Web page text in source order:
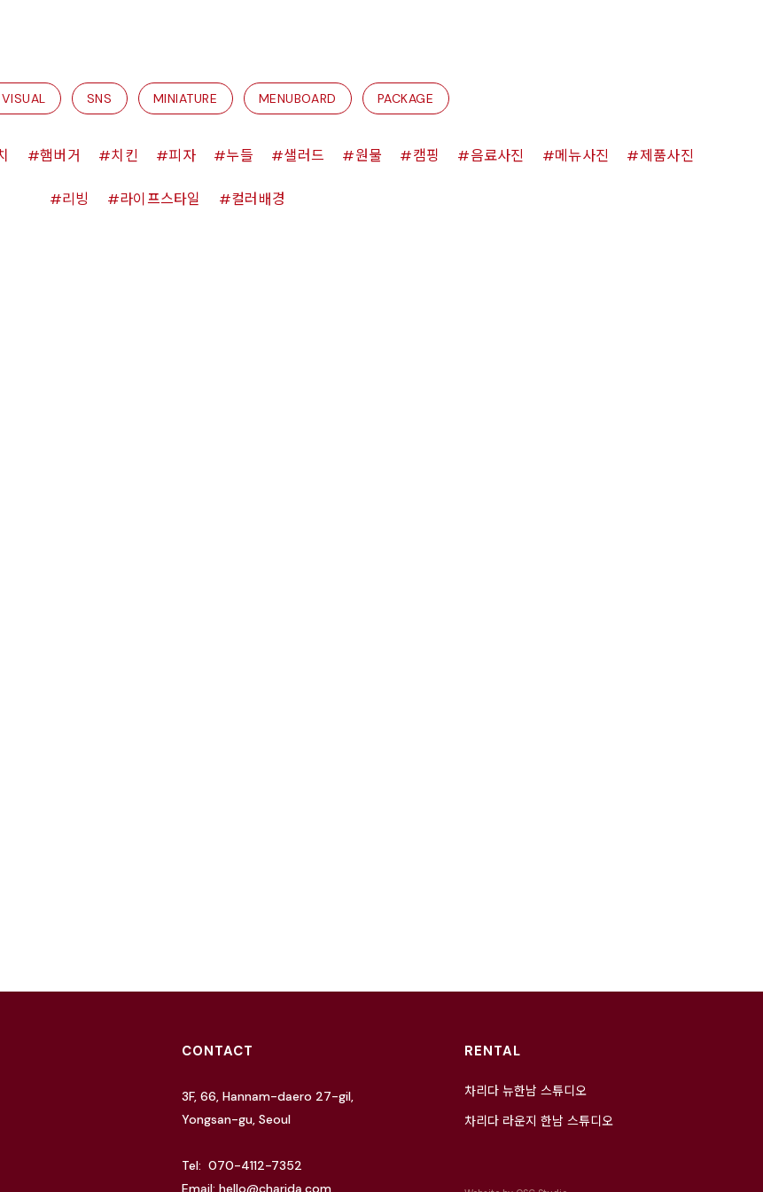
SNS MINIATURE MENUBOARD PACKAGE
햄버거 치킨 피자 누들 샐러드 원물 캠핑 음료사진 메뉴사진 제품사진
리빙 라이프스타일 컬러배경
CONTACT
3F, 66, Hannam-daero 27-gil,
Yongsan-gu, Seoul
Tel: 070-4112-7352
Email: hello@charida.com
RENTAL
차리다 뉴한남 스튜디오
차리다 라운지 한남 스튜디오